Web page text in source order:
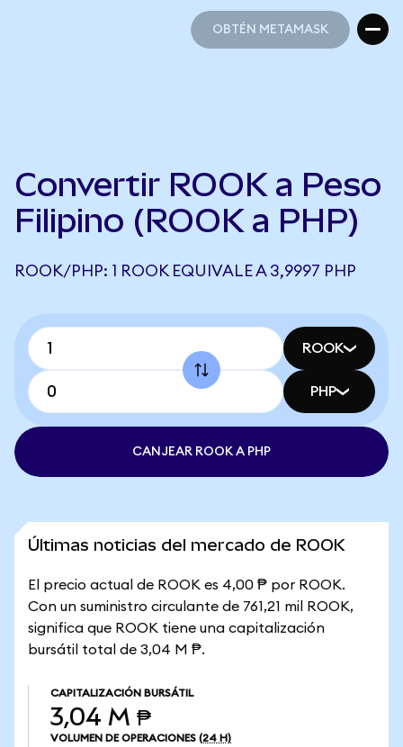
OBTÉN METAMASK
Convertir ROOK a Peso
Filipino (ROOK a PHP)
ROOK/PHP: 1 ROOK EQUIVALE A 3,9997 PHP
ROOK
PHP
CANJEAR ROOK A PHP
Últimas noticias del mercado de ROOK
El precio actual de ROOK es 4,00 ₱ por ROOK.
Con un suministro circulante de 761,21 mil ROOK,
significa que ROOK tiene una capitalización
bursátil total de 3,04 M ₱.
CAPITALIZACIÓN BURSÁTIL
3,04 M ₱
VOLUMEN DE OPERACIONES (24 H)